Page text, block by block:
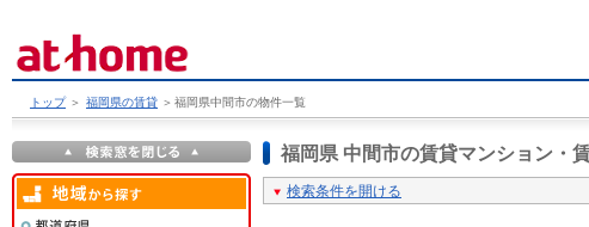
トップ ＞ 福岡県の賃貸 ＞ 福岡県中間市の物件一覧
福岡県 中間市の賃貸マンション・
検索条件を開ける